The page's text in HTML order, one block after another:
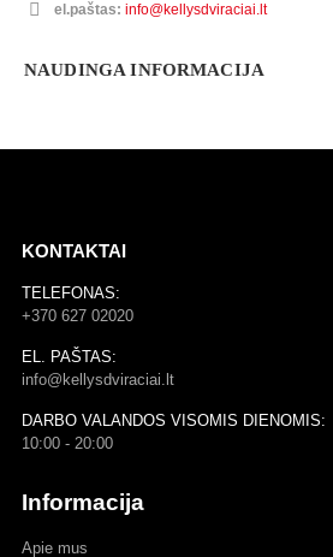
el.paštas: info@kellysdviraciai.lt
NAUDINGA INFORMACIJA
KONTAKTAI
TELEFONAS:
+370 627 02020
EL. PAŠTAS:
info@kellysdviraciai.lt
DARBO VALANDOS VISOMIS DIENOMIS:
10:00 - 20:00
Informacija
Apie mus